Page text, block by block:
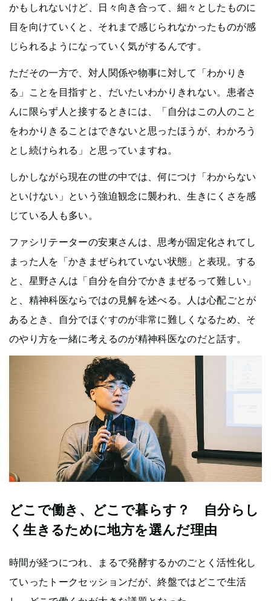
かもしれないけど、日々向き合って、細々としたものに
目を向けていくと、それまで感じられなかったものが感
じられるようになっていく気がするんです。
ただその一方で、対人関係や物事に対して「わかりき
る」ことを目指すと、だいたいわかりきれない。患者さ
んに限らず人と接するときには、「自分はこの人のこと
をわかりきることはできないと思ったほうが、わかろう
とし続けられる」と思っていますね。
しかしながら現在の世の中では、何につけ「わからない
といけない」という強迫観念に襲われ、生きにくさを感
じている人も多い。
ファシリテーターの安東さんは、思考が固定化されてし
まった人を「かきまぜられていない状態」と表現。する
と、星野さんは「自分を自分でかきまぜるって難しい」
と、精神科医ならではの見解を述べる。人は心配ごとが
あるとき、自分でほぐすのが非常に難しくなるため、そ
のやり方を一緒に考えるのが精神科医なのだと話す。
どこで働き、どこで暮らす？ 自分らし
く生きるために地方を選んだ理由
時間が経つにつれ、まるで発酵するかのごとく活性化し
ていったトークセッションだが、終盤ではどこで生活